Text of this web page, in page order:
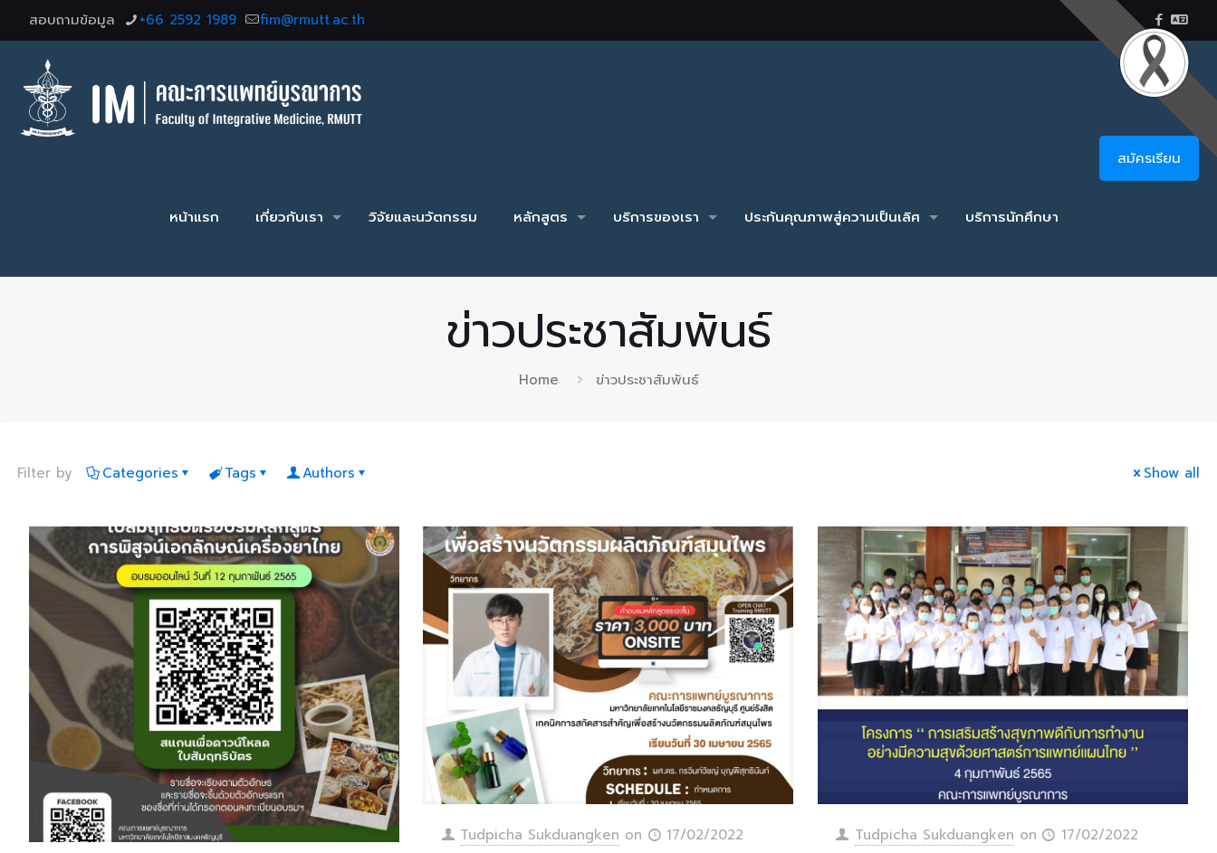
สอบถามข้อมูล +66 2592 1989 fim@rmutt.ac.th
หน้าแรก เกี่ยวกับเรา วิจัยและนวัตกรรม หลักสูตร บริการของเรา ประกันคุณภาพสู่ความเป็นเลิศ บริการนักศึกษา
สมัครเรียน
ข่าวประชาสัมพันธ์
Home ข่าวประชาสัมพันธ์
Filter by Categories Tags Authors Show all
Tudpicha Sukduangken on 17/02/2022 Tudpicha Sukduangken on 17/02/2022